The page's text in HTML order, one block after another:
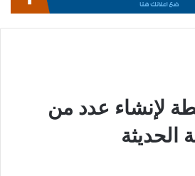
لإنشاء عدد من
الحديثة